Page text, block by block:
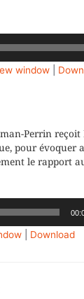
window
Perrin reçoit
pour évoquer
le rapport
Download